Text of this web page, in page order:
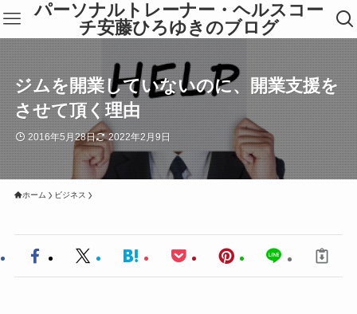
パーソナルトレーナー・ヘルスコー
チ安藤ひろゆきのブログ
ジムを開業していないのに、開業支援を
させて頂く理由
2016年5月28日 2022年2月9日
ホーム ビジネス